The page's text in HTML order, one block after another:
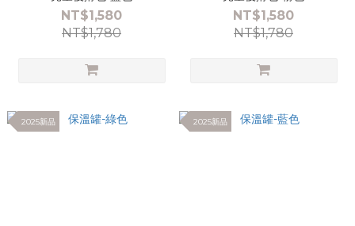
NT$1,580
NT$1,780
NT$1,580
NT$1,780
2025新品 2025新品